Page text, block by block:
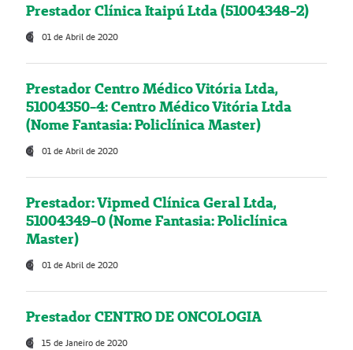
Prestador Clínica Itaipú Ltda (51004348-2)
01 de Abril de 2020
Prestador Centro Médico Vitória Ltda,
51004350-4: Centro Médico Vitória Ltda
(Nome Fantasia: Policlínica Master)
01 de Abril de 2020
Prestador: Vipmed Clínica Geral Ltda,
51004349-0 (Nome Fantasia: Policlínica
Master)
01 de Abril de 2020
Prestador CENTRO DE ONCOLOGIA
15 de Janeiro de 2020